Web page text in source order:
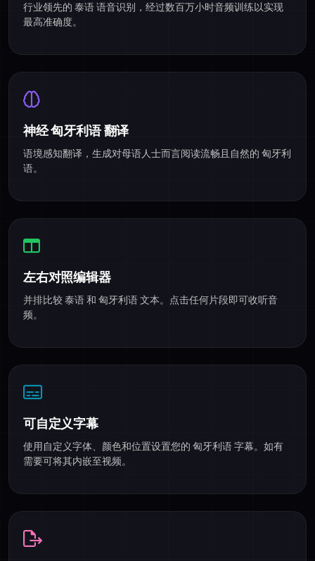
行业领先的 泰语 语音识别，经过数百万小时音频训练以实现
最高准确度。
神经 匈牙利语 翻译
语境感知翻译，生成对母语人士而言阅读流畅且自然的 匈牙利
语。
左右对照编辑器
并排比较 泰语 和 匈牙利语 文本。点击任何片段即可收听音
频。
可自定义字幕
使用自定义字体、颜色和位置设置您的 匈牙利语 字幕。如有
需要可将其内嵌至视频。